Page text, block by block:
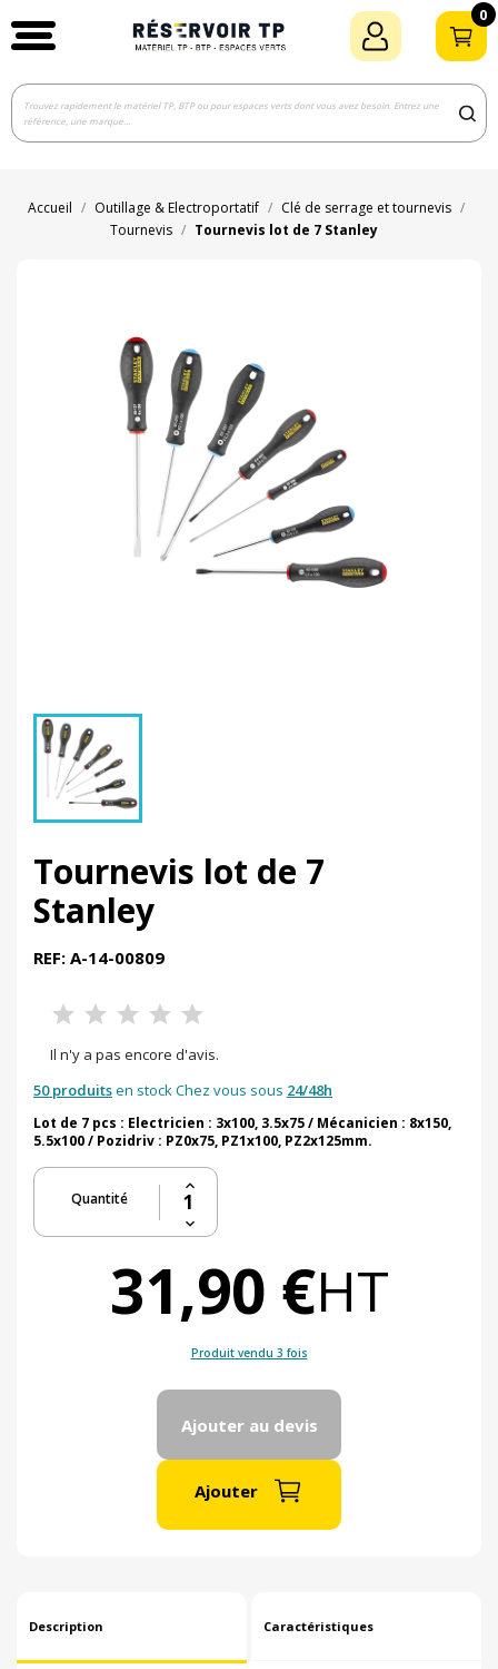
0
Accueil Outillage & Electroportatif
Clé de serrage et tournevis
Tournevis
Tournevis lot de 7 Stanley
Tournevis lot de 7
Stanley
REF: A-14-00809
Il n'y a pas encore d'avis.
50 produitsen stock Chez vous sous 24/48h
Lot de 7 pcs : Electricien : 3x100, 3.5x75 / Mécanicien : 8x150,
5.5x100 / Pozidriv : PZ0x75, PZ1x100, PZ2x125mm.
Quantité
31,90 €HT
Produit vendu 3 fois
Ajouter au devis
Ajouter
Description Caractéristiques